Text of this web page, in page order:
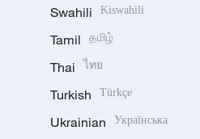
Swahili Kiswahili
Tamil தமிழ்
Thai ไทย
Turkish Türkçe
Ukrainian Українська